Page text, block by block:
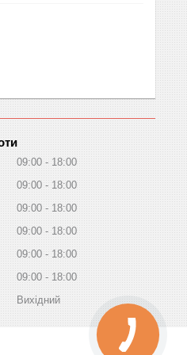
09:00
18:00
09:00
18:00
09:00
18:00
09:00
18:00
09:00
18:00
09:00
18:00
Вихідний